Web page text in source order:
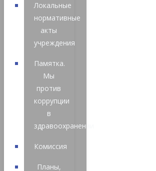
Локальные
нормативные
акты
учреждения
Памятка.
Мы
против
коррупции
в
здравоохранении
Комиссия
Планы,